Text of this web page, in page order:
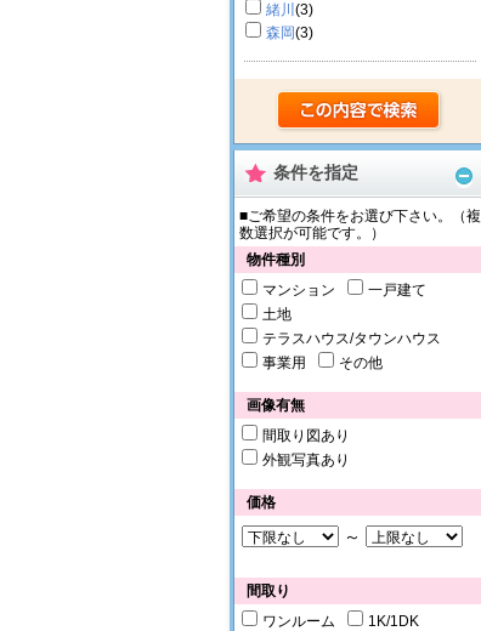
緒川 (3)
森岡(3)
条件を指定
■ご希望の条件をお選び下さい。（複
数選択が可能です。）
物件種別
マンション
一戸建て
土地
テラスハウス/タウンハウス
事業用
その他
画像有無
間取り図あり
外観写真あり
価格
～
間取り
ワンルーム
1K/1DK